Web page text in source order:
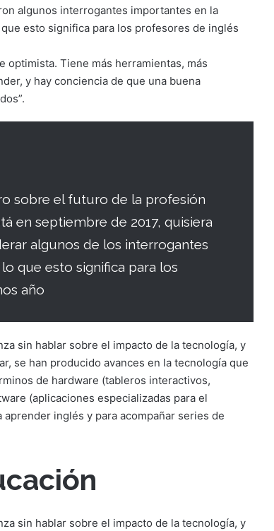
algunos interrogantes importantes en la
esto significa para los profesores de inglés
optimista. Tiene más herramientas, más
y hay conciencia de que una buena
sobre el futuro de la profesión
en septiembre de 2017, quisiera
algunos de los interrogantes
que esto significa para los
año
sin hablar sobre el impacto de la tecnología, y
se han producido avances en la tecnología que
de hardware (tableros interactivos,
(aplicaciones especializadas para el
inglés y para acompañar series de
sin hablar sobre el impacto de la tecnología, y